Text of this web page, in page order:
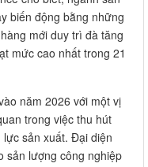
biến động bằng những
mới duy trì đà tăng
mức cao nhất trong 21
năm 2026 với một vị
trong việc thu hút
sản xuất. Đại diện
sản lượng công nghiệp